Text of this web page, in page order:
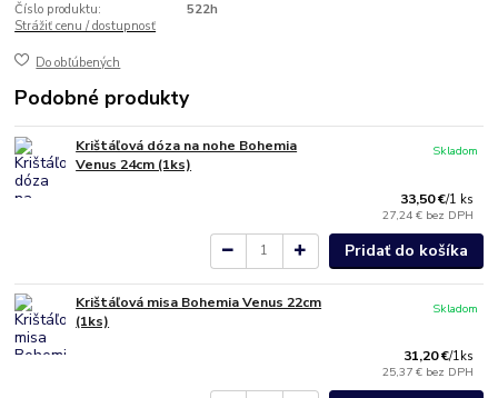
Číslo produktu:
522h
Strážiť cenu / dostupnosť
Do obľúbených
Podobné produkty
Krištáľová dóza na nohe Bohemia
Venus 24cm (1ks)
33,50 €/1 ks
27,24 € bez DPH
Skladom
Pridať do košíka
Krištáľová misa Bohemia Venus 22cm
(1ks)
31,20 €/1ks
25,37 € bez DPH
Skladom